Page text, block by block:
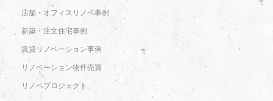
店舗・オフィスリノベ事例
新築・注文住宅事例
賃貸リノベーション事例
リノベーション物件売買
リノベプロジェクト